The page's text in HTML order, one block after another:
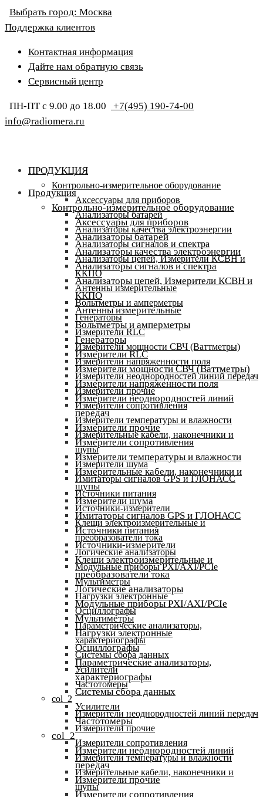
Выбрать город: Москва
Поддержка клиентов
Контактная информация
Дайте нам обратную связь
Сервисный центр
ПН-ПТ с 9.00 до 18.00
+7(495) 190-74-00
info@radiomera.ru
ПРОДУКЦИЯ
Контрольно-измерительное оборудование
Аксессуары для приборов
Анализаторы батарей
Анализаторы качества электроэнергии
Анализаторы сигналов и спектра
Анализаторы цепей, Измерители КСВН и
ККПО
Антенны измерительные
Вольтметры и амперметры
Генераторы
Измерители RLC
Измерители мощности СВЧ (Ваттметры)
Измерители напряженности поля
Измерители неоднородностей линий передач
Измерители прочие
Измерители сопротивления
Измерители температуры и влажности
Измерительные кабели, наконечники и
щупы
Измерители шума
Имитаторы сигналов GPS и ГЛОНАСС
Источники питания
Источники-измерители
Клещи электроизмерительные и
преобразователи тока
Логические анализаторы
Модульные приборы PXI/AXI/PCIe
Мультиметры
Нагрузки электронные
Осциллографы
Параметрические анализаторы,
характериографы
Системы сбора данных
Усилители
Частотомеры
col_2
Измерители неоднородностей линий передач
Измерители прочие
Измерители сопротивления
Измерители температуры и влажности
Измерительные кабели, наконечники и
щупы
Продукция
Контрольно-измерительное оборудование
Аксессуары для приборов
Анализаторы батарей
Анализаторы качества электроэнергии
Анализаторы сигналов и спектра
Анализаторы цепей, Измерители КСВН и
ККПО
Антенны измерительные
Вольтметры и амперметры
Генераторы
Измерители RLC
Измерители мощности СВЧ (Ваттметры)
Измерители напряженности поля
Измерители неоднородностей линий
передач
Измерители прочие
Измерители сопротивления
Измерители температуры и влажности
Измерительные кабели, наконечники и
щупы
Измерители шума
Имитаторы сигналов GPS и ГЛОНАСС
Источники питания
Источники-измерители
Клещи электроизмерительные и
преобразователи тока
Логические анализаторы
Модульные приборы PXI/AXI/PCIe
Мультиметры
Нагрузки электронные
Осциллографы
Параметрические анализаторы,
характериографы
Системы сбора данных
Усилители
Частотомеры
col_2
Измерители неоднородностей линий
передач
Измерители прочие
Измерители сопротивления